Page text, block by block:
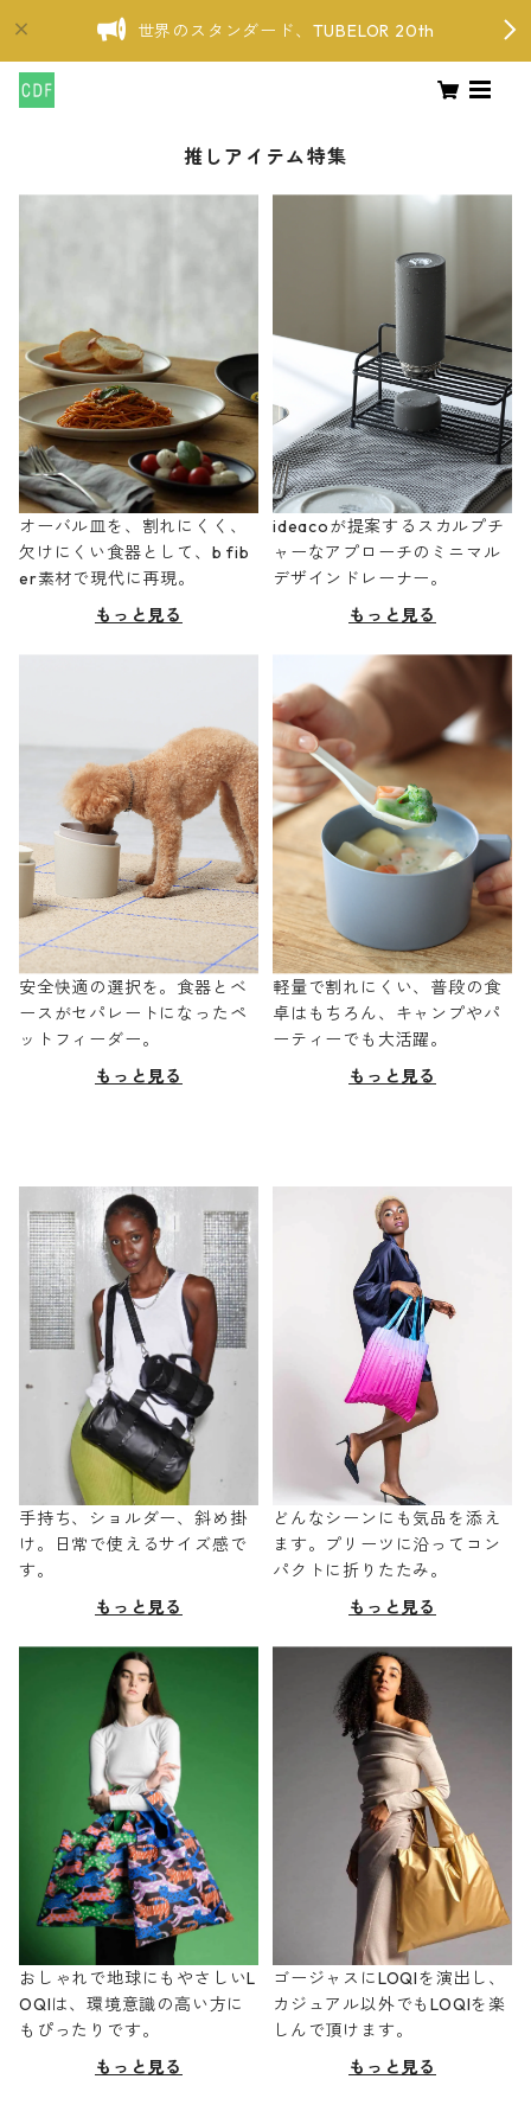
世界のスタンダード、TUBELOR 20th
推しアイテム特集
オーバル皿を、割れにくく、
欠けにくい食器として、b fib
er素材で現代に再現。
もっと見る
ideacoが提案するスカルプチ
ャーなアプローチのミニマル
デザインドレーナー。
もっと見る
安全快適の選択を。食器とベ
ースがセパレートになったペ
ットフィーダー。
もっと見る
軽量で割れにくい、普段の食
卓はもちろん、キャンプやパ
ーティーでも大活躍。
もっと見る
手持ち、ショルダー、斜め掛
け。日常で使えるサイズ感で
す。
もっと見る
どんなシーンにも気品を添え
ます。プリーツに沿ってコン
パクトに折りたたみ。
もっと見る
おしゃれで地球にもやさしいL
OQIは、環境意識の高い方に
もぴったりです。
もっと見る
ゴージャスにLOQIを演出し、
カジュアル以外でもLOQIを楽
しんで頂けます。
もっと見る